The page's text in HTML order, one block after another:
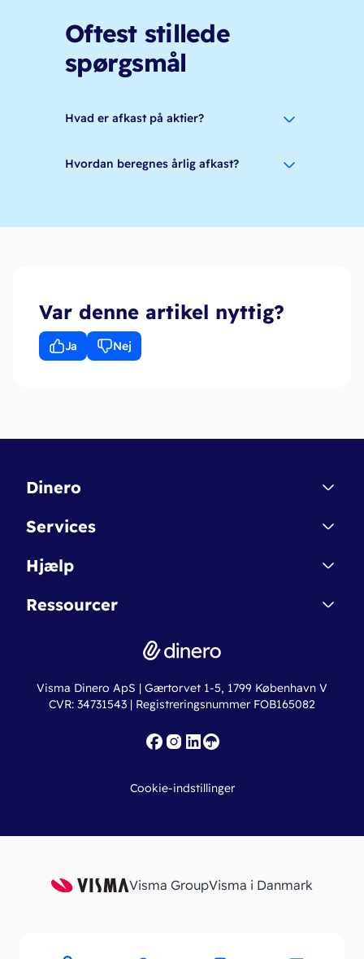
Oftest stillede
spørgsmål
Hvad er afkast på aktier?
Hvordan beregnes årlig afkast?
Var denne artikel nyttig?
Ja Nej
Dinero
Kontakt
Betingelser & Sikkerhed
Nye funktioner
Services
Dinero Starter
Dinero Pro
Erhvervslån
Fakturaskabeloner
Hjælp
Regnskabsordbogen
Online regnskabskurser
Ressourcer
Ny virksomhed
Iværksætterlegat
Visma Dinero ApS | Gærtorvet 1-5, 1799 København V
CVR: 34731543 | Registreringsnummer FOB165082
Cookie-indstillinger
Visma GroupVisma i Danmark